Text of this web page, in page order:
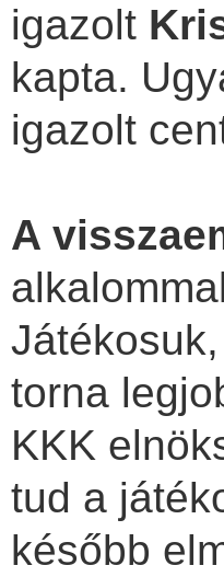
igazolt
kapta.
igazolt
A
torna
KKK
tud a
később